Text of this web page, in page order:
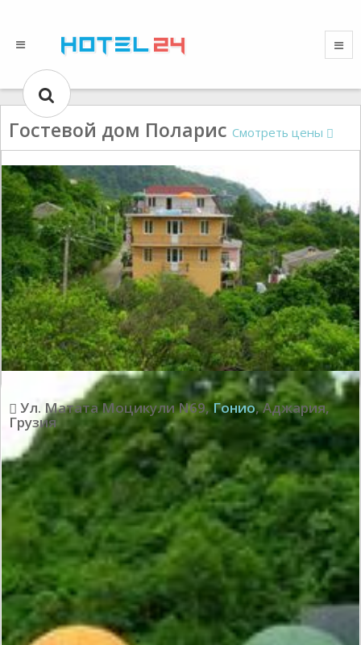
Гостевой дом Поларис Смотреть цены
Ул. Матата Моцикули N69,Гонио,Аджария,
Грузия